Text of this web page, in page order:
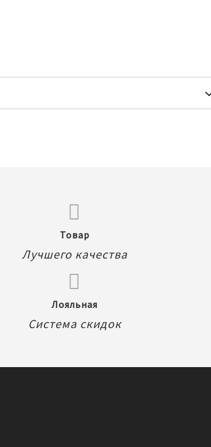
Товар
Лучшего качества
Лояльная
Система скидок